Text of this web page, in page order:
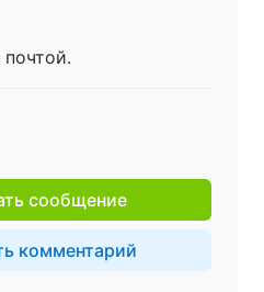
сообщение
комментарий